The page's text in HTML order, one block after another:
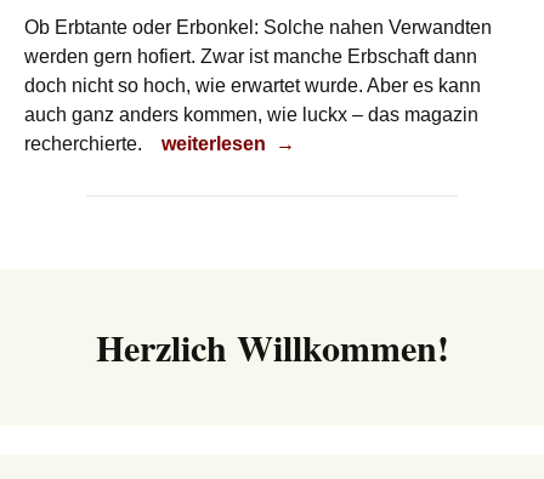
Ob Erbtante oder Erbonkel: Solche nahen Verwandten
werden gern hofiert. Zwar ist manche Erbschaft dann
doch nicht so hoch, wie erwartet wurde. Aber es kann
auch ganz anders kommen, wie luckx – das magazin
recherchierte.
Erbtante
weiterlesen →
Herzlich Willkommen!